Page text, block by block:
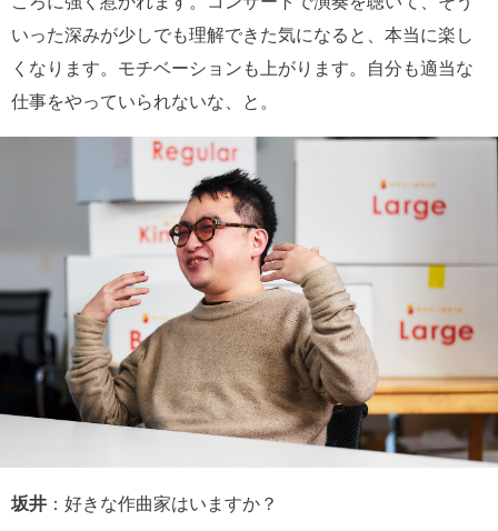
いった深みが少しでも理解できた気になると、本当に楽し
くなります。モチベーションも上がります。自分も適当な
仕事をやっていられないな、と。
坂井 ：好きな作曲家はいますか？